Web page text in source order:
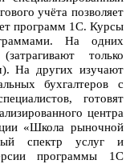
учёта позволяет
программ 1C. Курсы
На одних
только
На других изучают
бухгалтеров с
готовят
центра
«Школа рыночной
спектр услуг и
программы 1С